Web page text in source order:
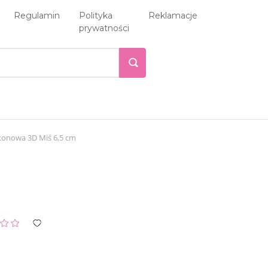
Regulamin
Polityka
prywatności
Reklamacje
3D Miś 6,5 cm